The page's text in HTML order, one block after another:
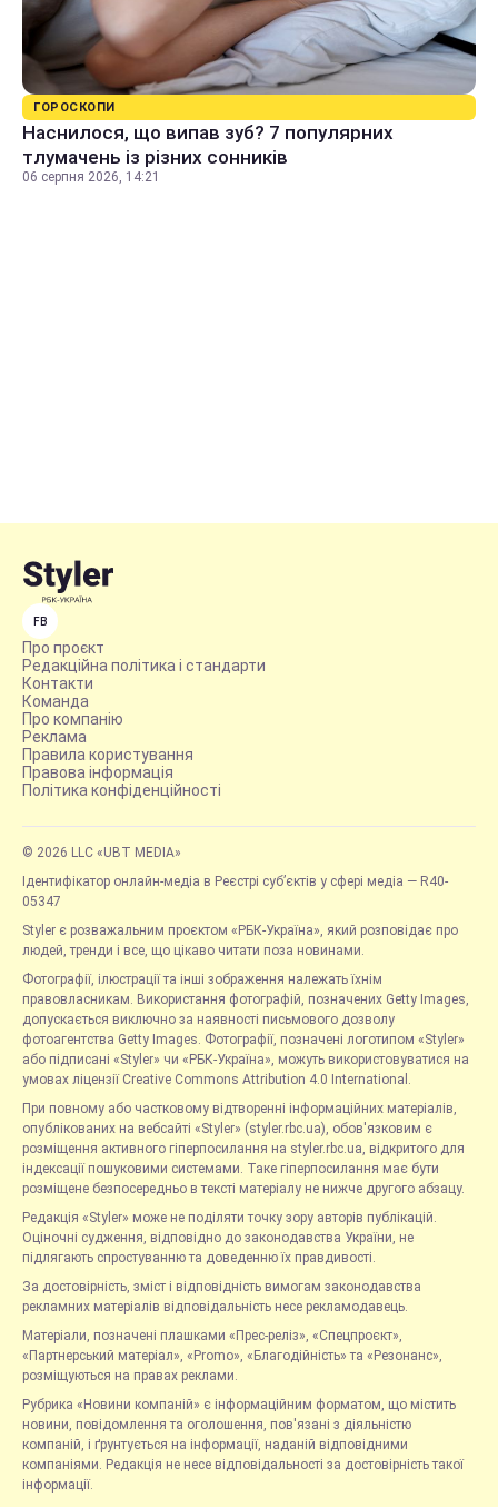
ГОРОСКОПИ
Наснилося, що випав зуб? 7 популярних
тлумачень із різних сонників
06 серпня 2026, 14:21
FB
Про проєкт
Редакційна політика і стандарти
Контакти
Команда
Про компанію
Реклама
Правила користування
Правова інформація
Політика конфіденційності
© 2026 LLC «UBT MEDIA»
Ідентифікатор онлайн-медіа в Реєстрі суб’єктів у сфері медіа — R40-
05347
Styler є розважальним проєктом «РБК-Україна», який розповідає про
людей, тренди і все, що цікаво читати поза новинами.
Фотографії, ілюстрації та інші зображення належать їхнім
правовласникам. Використання фотографій, позначених Getty Images,
допускається виключно за наявності письмового дозволу
фотоагентства Getty Images. Фотографії, позначені логотипом «Styler»
або підписані «Styler» чи «РБК-Україна», можуть використовуватися на
умовах ліцензії Creative Commons Attribution 4.0 International.
При повному або частковому відтворенні інформаційних матеріалів,
опублікованих на вебсайті «Styler» (styler.rbc.ua), обов'язковим є
розміщення активного гіперпосилання на styler.rbc.ua, відкритого для
індексації пошуковими системами. Таке гіперпосилання має бути
розміщене безпосередньо в тексті матеріалу не нижче другого абзацу.
Редакція «Styler» може не поділяти точку зору авторів публікацій.
Оціночні судження, відповідно до законодавства України, не
підлягають спростуванню та доведенню їх правдивості.
За достовірність, зміст і відповідність вимогам законодавства
рекламних матеріалів відповідальність несе рекламодавець.
Матеріали, позначені плашками «Прес-реліз», «Спецпроєкт»,
«Партнерський матеріал», «Promo», «Благодійність» та «Резонанс»,
розміщуються на правах реклами.
Рубрика «Новини компаній» є інформаційним форматом, що містить
новини, повідомлення та оголошення, пов'язані з діяльністю
компаній, і ґрунтується на інформації, наданій відповідними
компаніями. Редакція не несе відповідальності за достовірність такої
інформації.